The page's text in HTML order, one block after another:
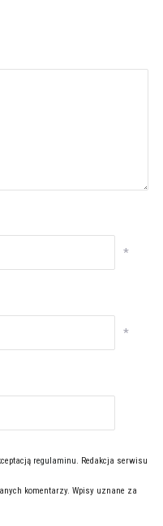
*
*
regulaminu. Redakcja serwisu
komentarzy. Wpisy uznane za